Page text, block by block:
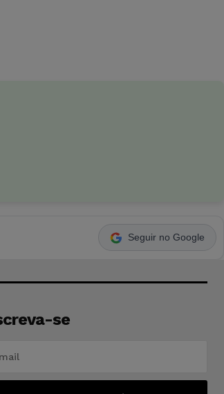
Seguir no Google
se